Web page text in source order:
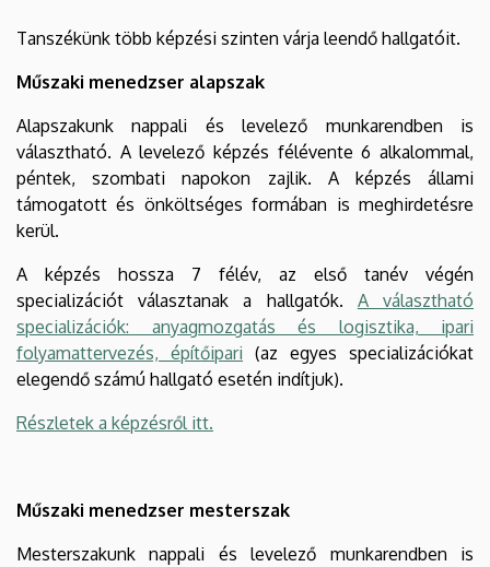
Tanszékünk több képzési szinten várja leendő hallgatóit.
Műszaki menedzser alapszak
Alapszakunk nappali és levelező munkarendben is
választható. A levelező képzés félévente 6 alkalommal,
péntek, szombati napokon zajlik. A képzés állami
támogatott és önköltséges formában is meghirdetésre
kerül.
A képzés hossza 7 félév, az első tanév végén
specializációt választanak a hallgatók. A választható
specializációk: anyagmozgatás és logisztika, ipari
folyamattervezés, építőipari (az egyes specializációkat
elegendő számú hallgató esetén indítjuk).
Részletek a képzésről itt.
Műszaki menedzser mesterszak
Mesterszakunk nappali és levelező munkarendben is